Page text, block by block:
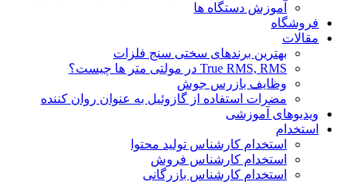
آموزش دستگاه ها
فروشگاه
مقالات
بهترین برندهای سختی سنج فلزات
True RMS, RMS در مولتی متر ها چیست؟
وظایف بازرس جوش
مضرات استفاده از گازوئیل به عنوان روان کننده
ویدیوهای آموزشی
استخدام
استخدام کارشناس تولید محتوا
استخدام کارشناس فروش
استخدام کارشناس بازرگانی